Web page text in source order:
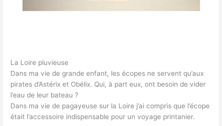
La Loire pluvieuse
Dans ma vie de grande enfant, les écopes ne servent qu’aux
pirates d’Astérix et Obélix. Qui, à part eux, ont besoin de vider
l’eau de leur bateau ?
Dans ma vie de pagayeuse sur la Loire j’ai compris que l’écope
était l’accessoire indispensable pour un voyage printanier.